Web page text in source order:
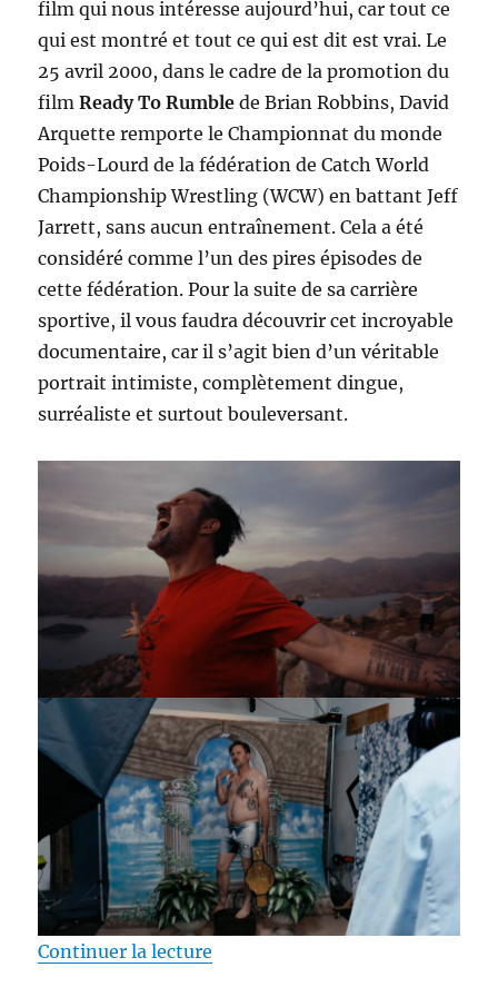
film qui nous intéresse aujourd’hui, car tout ce
qui est montré et tout ce qui est dit est vrai. Le
25 avril 2000, dans le cadre de la promotion du
filmReady To Rumble de Brian Robbins, David
Arquette remporte le Championnat du monde
Poids-Lourd de la fédération de Catch World
Championship Wrestling (WCW) en battant Jeff
Jarrett, sans aucun entraînement. Cela a été
considéré comme l’un des pires épisodes de
cette fédération. Pour la suite de sa carrière
sportive, il vous faudra découvrir cet incroyable
documentaire, car il s’agit bien d’un véritable
portrait intimiste, complètement dingue,
surréaliste et surtout bouleversant.
Continuer la lecture